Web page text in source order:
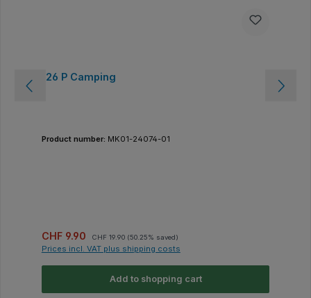
126 P Camping
Product number: MK01-24074-01
Sale price:
CHF 9.90 CHF 19.90 (50.25% saved)
Prices incl. VAT plus shipping costs
Add to shopping cart